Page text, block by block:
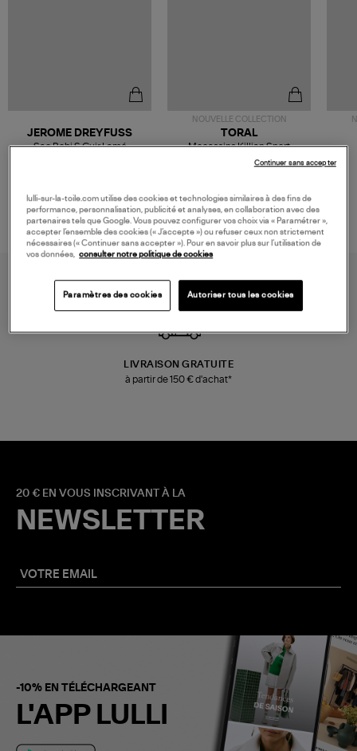
JEROME DREYFUSS
Sac Bobi S Cuir Lamé
NOUVELLE COLLECTION
189,00 €
TORAL
Mocassins Killian Sport
Mousse
LIVRAISON GRATUITE
à partir de 150 € d'achat*
20 € EN VOUS INSCRIVANT À LA
NEWSLETTER
-10% EN TÉLÉCHARGEANT
L'APP LULLI
lulli-sur-la-toile.com utilise des cookies et technologies similaires à des fins de
performance, personnalisation, publicité et analyses, en collaboration avec des
partenaires tels que Google. Vous pouvez configurer vos choix via « Paramétrer »,
accepter l’ensemble des cookies (« J’accepte ») ou refuser ceux non strictement
nécessaires (« Continuer sans accepter »). Pour en savoir plus sur l’utilisation de
vos données, consulter notre politique de cookies
Paramètres des cookies Autoriser tous les cookies
Continuer sans accepter